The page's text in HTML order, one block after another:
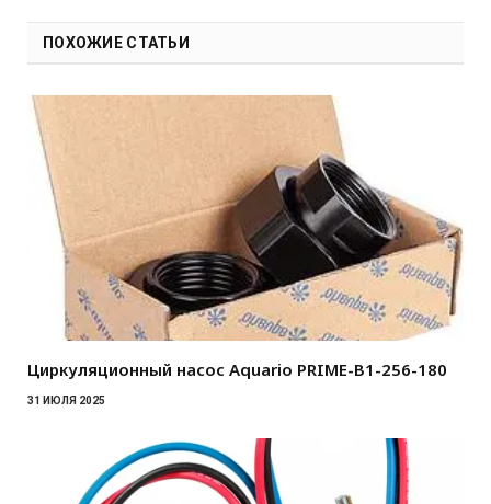
ПОХОЖИЕ СТАТЬИ
Циркуляционный насос Aquario PRIME-B1-256-180
31 ИЮЛЯ 2025